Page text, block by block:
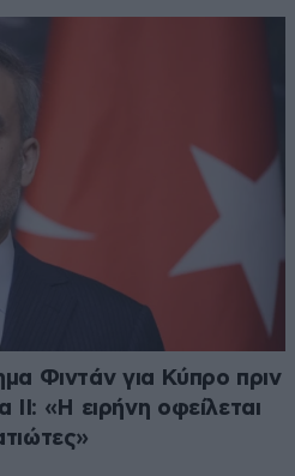
Φιντάν για Κύπρο πριν
ΙΙ: «Η ειρήνη οφείλεται